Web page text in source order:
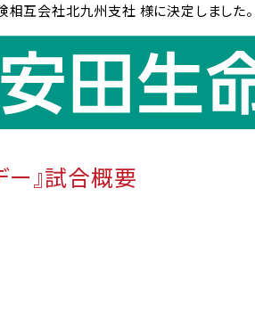
互会社北九州支社 様に決定しました。
』試合概要